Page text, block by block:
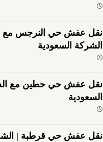
نقل عفش حي النرجس مع
الشركة السعودية
نقل عفش حي حطين مع
السعودية
نقل عفش حي قرطبة |